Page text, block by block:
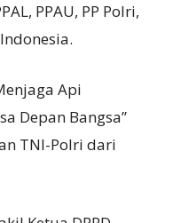
PPAU, PP Polri,
Api
Depan Bangsa”
TNI-Polri dari